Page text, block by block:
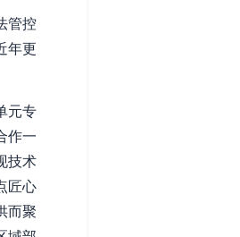
管控
年更
元专
作一
技术
匠心
而聚